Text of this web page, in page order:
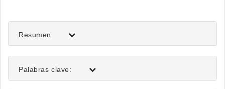
artículo
Resumen
Palabras clave: